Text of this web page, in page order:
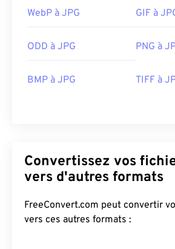
WebP à JPG GIF à
ODD à JPG PNG à
BMP à JPG TIFF à
Convertissez vos fichiers
vers d'autres formats
FreeConvert.com peut convertir vos
vers ces autres formats :